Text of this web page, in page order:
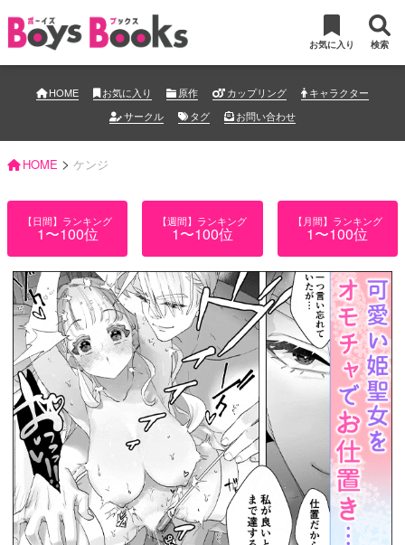
お気に入り 検索
HOME お気に入り 原作 カップリング
キャラクター
サークル
タグ お問い合わせ
HOME > ケンジ
【日間】ランキング
1〜100位
【週間】ランキング
1〜100位
【月間】ランキング
1〜100位